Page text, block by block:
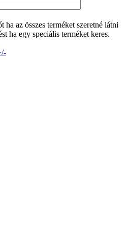
ha az összes terméket szeretné látni
ha egy speciális terméket keres.